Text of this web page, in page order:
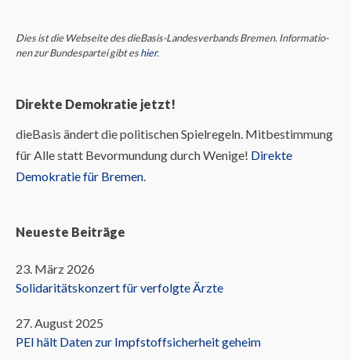
Dies ist die Webseite des dieBasis-Landes­ver­bands Bremen. Infor­ma­tio­
nen zur Bun­des­partei gibt eshier.
Direkte Demokratie jetzt!
dieBasis ändert die politischen Spielregeln. Mitbestimmung
für Alle statt Bevormundung durch Wenige! Direkte
Demokratie für Bremen
Neueste Beiträge
23. März 2026
Solidaritätskonzert für verfolgte Ärzte
27. August 2025
PEI hält Daten zur Impfstoffsicherheit geheim